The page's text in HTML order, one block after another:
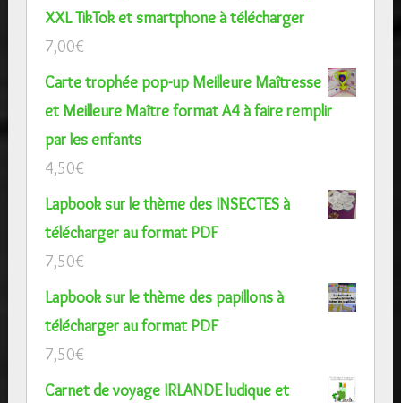
XXL TikTok et smartphone à télécharger
7,00€
Carte trophée pop-up Meilleure Maîtresse
et Meilleure Maître format A4 à faire remplir
par les enfants
4,50€
Lapbook sur le thème des INSECTES à
télécharger au format PDF
7,50€
Lapbook sur le thème des papillons à
télécharger au format PDF
7,50€
Carnet de voyage IRLANDE ludique et